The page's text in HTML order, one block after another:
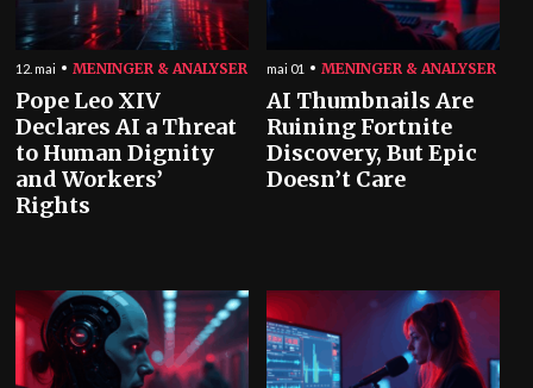
12. mai MENINGER & ANALYSER
Pope Leo XIV
Declares AI a Threat
to Human Dignity
and Workers’
Rights
mai 01 MENINGER & ANALYSER
AI Thumbnails Are
Ruining Fortnite
Discovery, But Epic
Doesn’t Care